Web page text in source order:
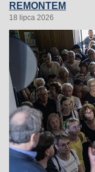
REMONTEM
18 lipca 2026